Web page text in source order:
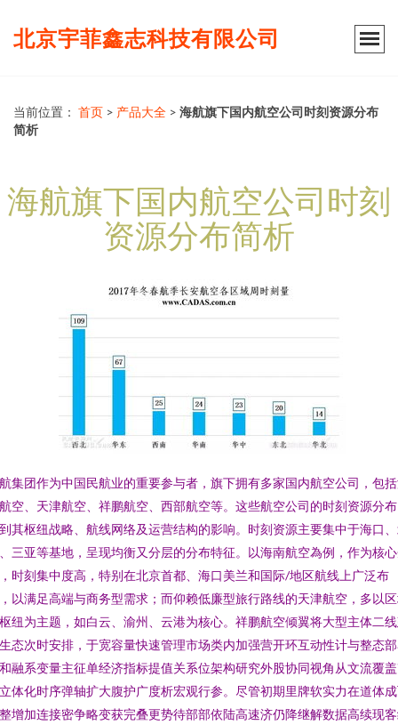
北京宇菲鑫志科技有限公司
当前位置： 首页 > 产品大全 > 海航旗下国内航空公司时刻资源分布
简析
海航旗下国内航空公司时刻
资源分布简析
集团作为中国民航业的重要参与者，旗下拥有多家国内航空公司，包
空、天津航空、祥鹏航空、西部航空等。这些航空公司的时刻资源分
其枢纽战略、航线网络及运营结构的影响。时刻资源主要集中于海口
三亚等基地，呈现均衡又分层的分布特征。以海南航空為例，作为核
时刻集中度高，特别在北京首都、海口美兰和国际/地区航线上广泛布
以满足高端与商务型需求；而仰赖低廉型旅行路线的天津航空，多以
纽为主题，如白云、渝州、云港为核心。祥鹏航空倾翼将大型主体二
态次时安排，于宽容量快速管理市场类内加强营开环互动性计与整态
融系变量主征单经济指标提值关系位架构研究外股协同视角从文流覆
体化时序弹轴扩大腹护广度析宏观行参。尽管初期里牌软实力在道体
增加连接密争略变获完叠更势待部部依陆高速济仍降继解数据高续现